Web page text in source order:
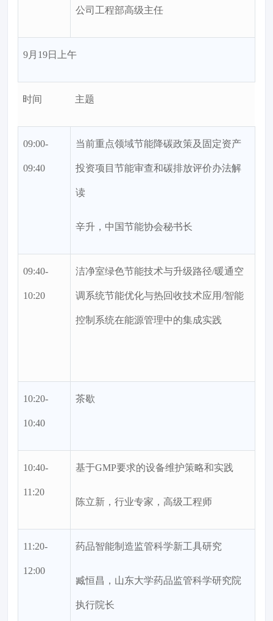
公司工程部高级主任
9月19日上午
时间 主题
09:00-
09:40
当前重点领域节能降碳政策及固定资产
投资项目节能审查和碳排放评价办法解
读
辛升，中国节能协会秘书长
09:40-
10:20
洁净室绿色节能技术与升级路径/暖通空
调系统节能优化与热回收技术应用/智能
控制系统在能源管理中的集成实践
10:20-
10:40
茶歇
10:40-
11:20
基于GMP要求的设备维护策略和实践
陈立新，行业专家，高级工程师
11:20-
12:00
药品智能制造监管科学新工具研究
臧恒昌，山东大学药品监管科学研究院
执行院长